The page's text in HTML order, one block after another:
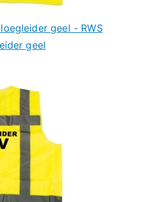
geel - RWS
geel